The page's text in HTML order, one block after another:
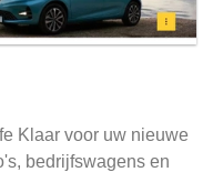
Klaar voor uw nieuwe
bedrijfswagens en